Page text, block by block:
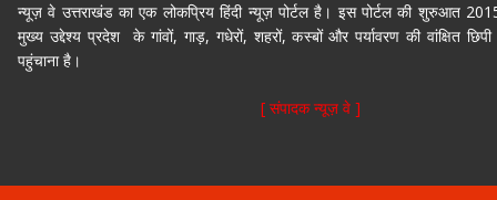
न्यूज़ वे उत्तराखंड का एक लोकप्रिय हिंदी न्यूज़ पोर्टल है। इस पोर्टल की शुरुआत
मुख्य उद्देश्य प्रदेश के गांवों, गाड़, गधेरों, शहरों, कस्बों और पर्यावरण की वांक्षित
पहुंचाना है।
[ संपादक न्यूज़ वे ]